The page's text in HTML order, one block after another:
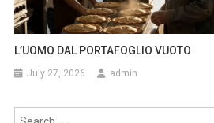
L’UOMO DAL PORTAFOGLIO VUOTO
July 27, 2026 admin